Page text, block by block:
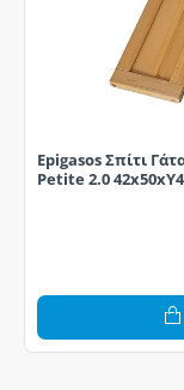
Epigasos Σπίτι
Petite 2.0